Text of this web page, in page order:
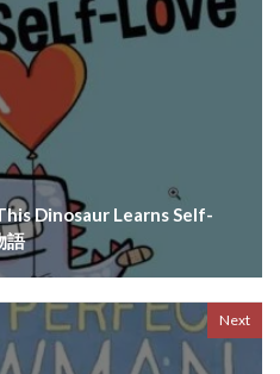
Dinosaur Learns Self-
語
Next